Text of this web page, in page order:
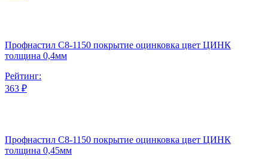
Профнастил С8-1150 покрытие оцинковка цвет ЦИНК
толщина 0,4мм
Рейтинг:
363 ₽
Профнастил С8-1150 покрытие оцинковка цвет ЦИНК
толщина 0,45мм